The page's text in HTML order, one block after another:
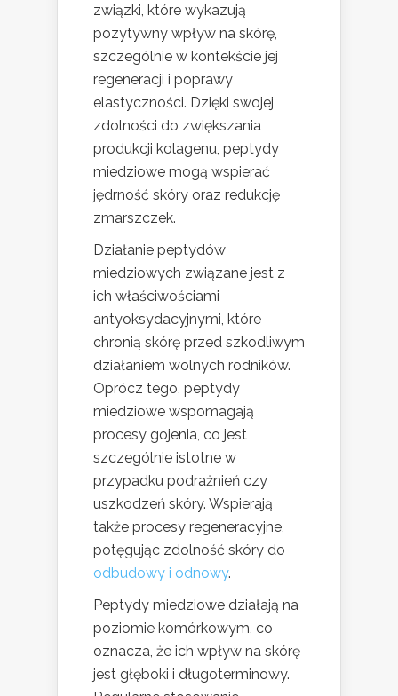
związki, które wykazują
pozytywny wpływ na skórę,
szczególnie w kontekście jej
regeneracji i poprawy
elastyczności. Dzięki swojej
zdolności do zwiększania
produkcji kolagenu, peptydy
miedziowe mogą wspierać
jędrność skóry oraz redukcję
zmarszczek.
Działanie peptydów
miedziowych związane jest z
ich właściwościami
antyoksydacyjnymi, które
chronią skórę przed szkodliwym
działaniem wolnych rodników.
Oprócz tego, peptydy
miedziowe wspomagają
procesy gojenia, co jest
szczególnie istotne w
przypadku podrażnień czy
uszkodzeń skóry. Wspierają
także procesy regeneracyjne,
potęgując zdolność skóry do
odbudowy i odnowy.
Peptydy miedziowe działają na
poziomie komórkowym, co
oznacza, że ich wpływ na skórę
jest głęboki i długoterminowy.